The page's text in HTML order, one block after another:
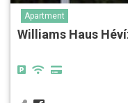
Apartment
Williams Haus